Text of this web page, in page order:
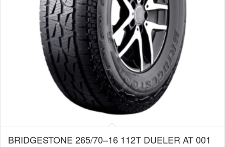
BRIDGESTONE 265/70–16 112T DUELER AT 001